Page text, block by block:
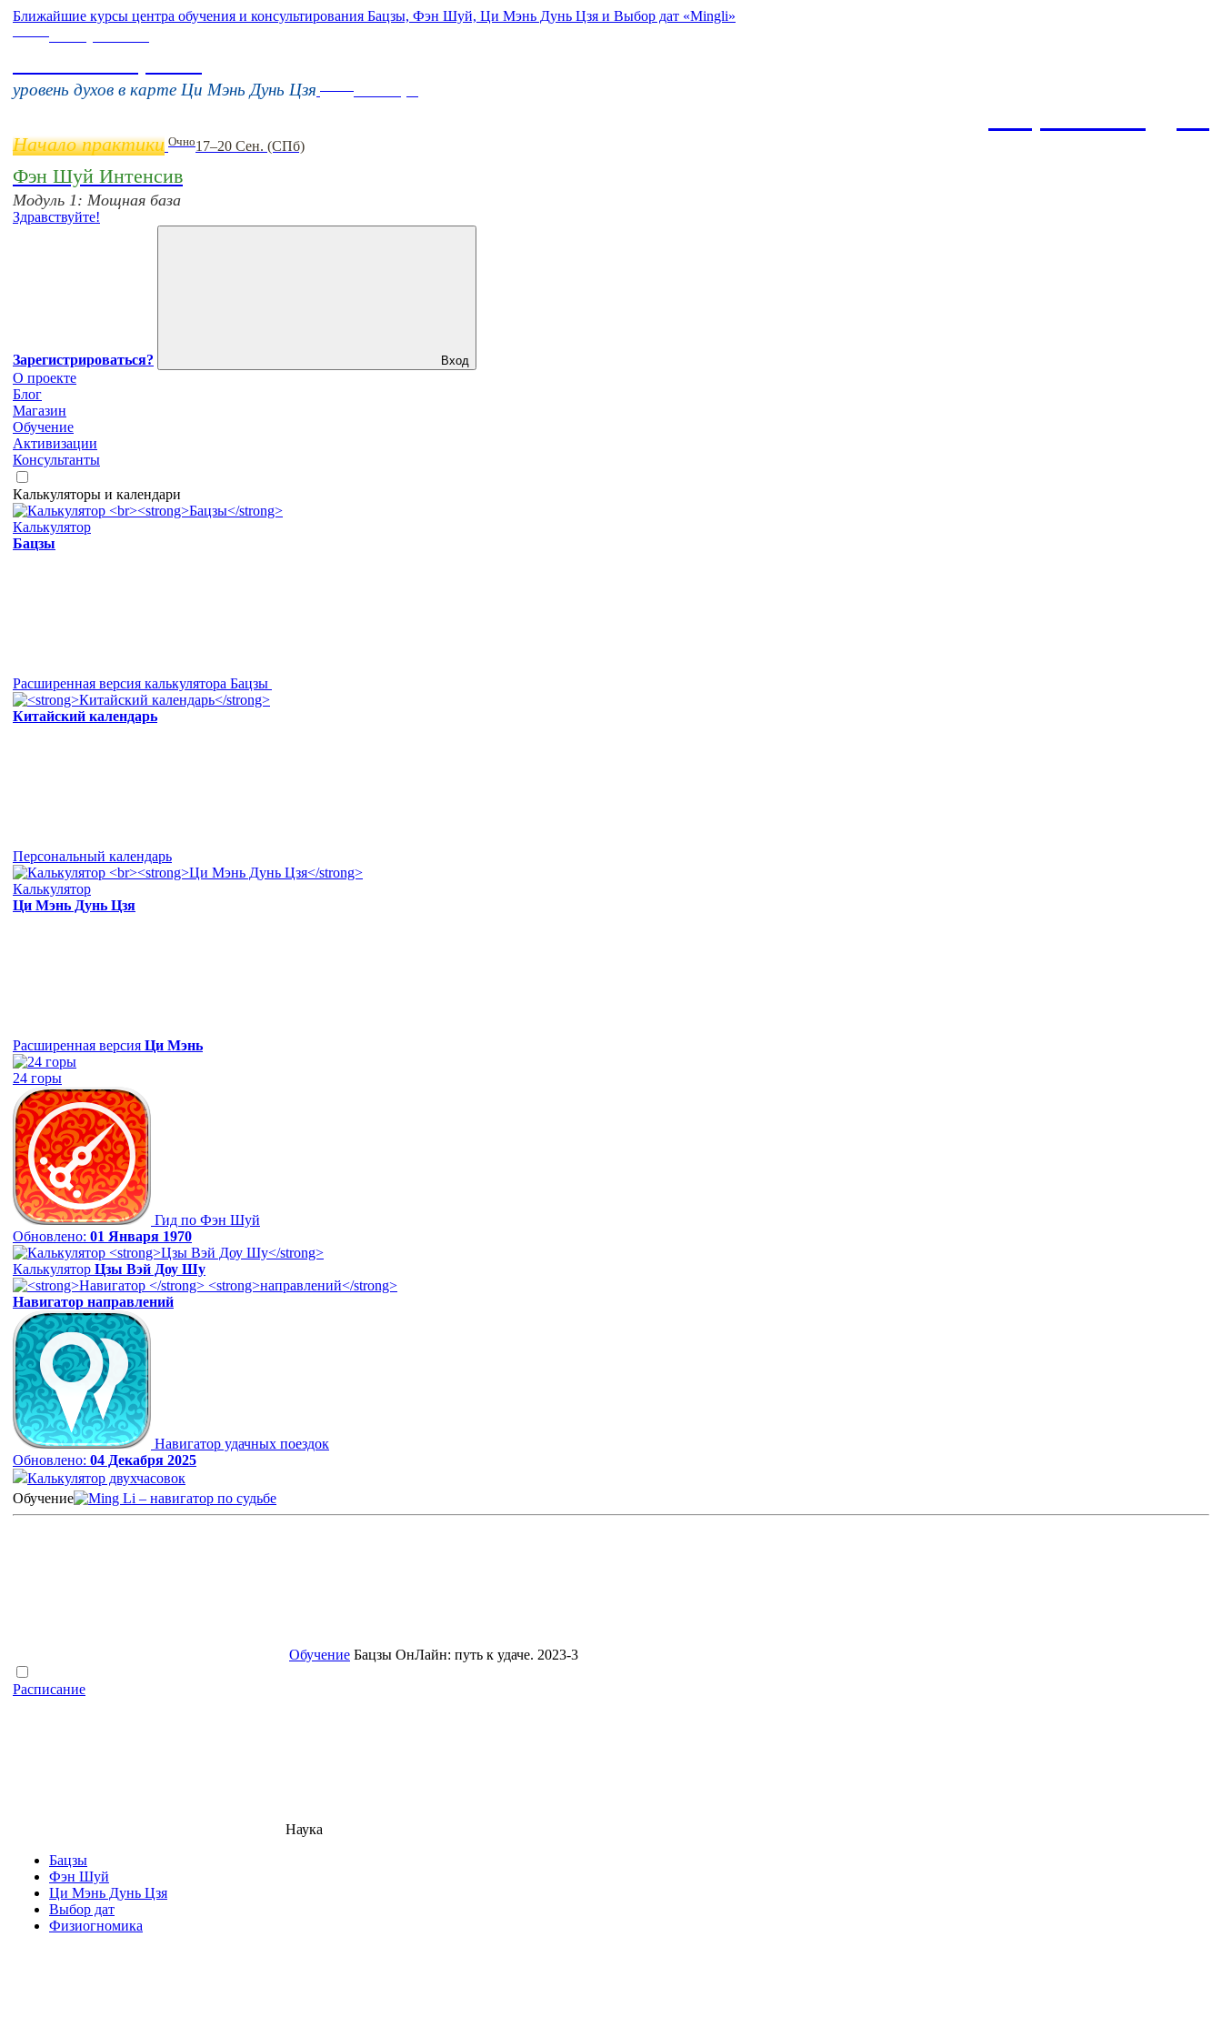
Ближайшие курсы центра обучения и консультирования Бацзы, Фэн Шуй, Ци Мэнь Дунь Цзя и Выбор дат «Mingli»
уровень духов в карте Ци Мэнь Дунь Цзя
Начало практики Очно17–20 Сен. (СПб)
Фэн Шуй Интенсив
Модуль 1: Мощная база
Здравствуйте!
Зарегистрироваться? Вход
О проекте
Блог
Магазин
Обучение
Активизации
Консультанты
Калькуляторы и календари
Калькулятор
Бацзы
Расширенная версия калькулятора Бацзы
Китайский календарь
Персональный календарь
Калькулятор
Ци Мэнь Дунь Цзя
Расширенная версия Ци Мэнь
24 горы
Гид по Фэн Шуй
Обновлено: 01 Января 1970
Калькулятор Цзы Вэй Доу Шу
Навигатор направлений
Навигатор удачных поездок
Обновлено: 04 Декабря 2025
Калькулятор двухчасовок
Обучение
Обучение Бацзы ОнЛайн: путь к удаче. 2023-3
Расписание
Наука
Бацзы
Фэн Шуй
Ци Мэнь Дунь Цзя
Выбор дат
Физиогномика